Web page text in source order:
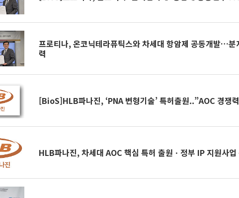
프로티나, 온코닉테라퓨틱스와 차세대 항암제 공동개발…분
력
[BioS]HLB파나진, ‘PNA 변형기술’ 특허출원..”AOC 경쟁
HLB파나진, 차세대 AOC 핵심 특허 출원ㆍ정부 IP 지원사업